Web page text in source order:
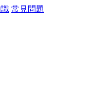
常見問題